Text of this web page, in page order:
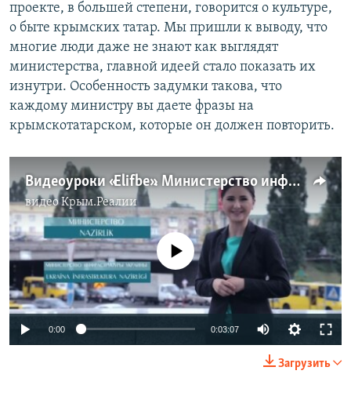
проекте, в большей степени, говорится о культуре,
о быте крымских татар. Мы пришли к выводу, что
многие люди даже не знают как выглядят
министерства, главной идеей стало показать их
изнутри. Особенность задумки такова, что
каждому министру вы даете фразы на
крымскотатарском, которые он должен повторить.
Видеоуроки «Elifbe». Министерство инфраструктуры Украины (видео)
видеоКрым.Реалии
No media source currently available
0:00 0:03:07
Загрузить